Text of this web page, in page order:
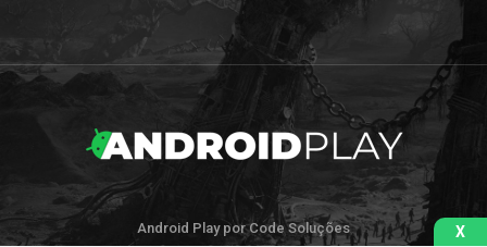
Android Play por Code Soluções X